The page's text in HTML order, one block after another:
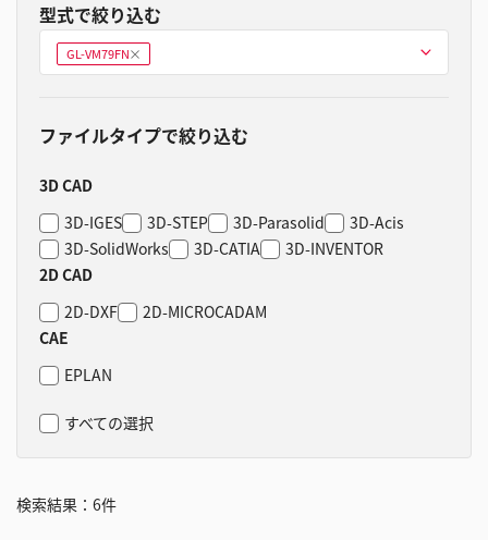
型式で絞り込む
型式を選ぶ
GL-VM79FN削
除
ファイルタイプで絞り込む
3D CAD
3D-IGES
3D-STEP 3D-Parasolid
3D-Acis
3D-SolidWorks
3D-CATIA
3D-INVENTOR
2D CAD
2D-DXF
2D-MICROCADAM
CAE
EPLAN
すべての選択
検索結果： 6件